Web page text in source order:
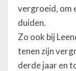
vergroeid, om
duiden.
Zo ook bij
tenen zijn
derde jaar en